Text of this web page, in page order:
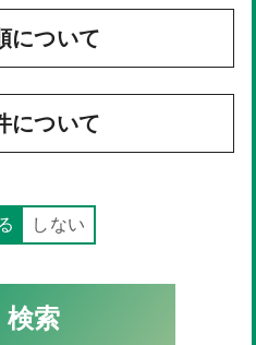
について
について
しない
検索